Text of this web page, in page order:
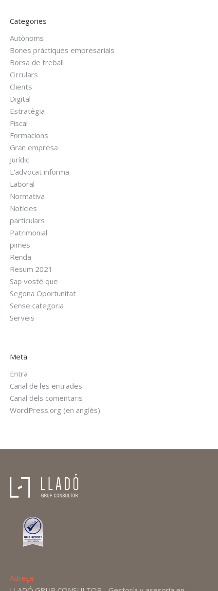
Categories
Autònoms
Bones pràctiques empresarials
Borsa de treball
Circulars
Clients
Digital
Estratègia
Fiscal
Formacions
Gran empresa
Jurídic
L'advocat informa
Laboral
Normativa
Notícies
particulars
Patrimonial
pimes
Renda
Resum 2021
Sap vostè que
Segona Oportunitat
Sense categoria
Serveis
Meta
Entra
Canal de les entrades
Canal dels comentaris
WordPress.org (en anglès)
Adreça: